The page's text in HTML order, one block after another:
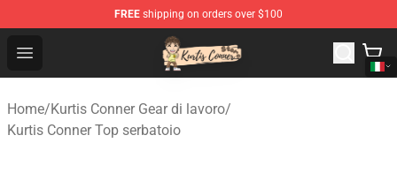
FREE shipping on orders over $100
Open menu
Kurtis Conner Store - Official Kurtis Conner Merchandise
Home/Kurtis Conner Gear di lavoro/
Kurtis Conner Top serbatoio